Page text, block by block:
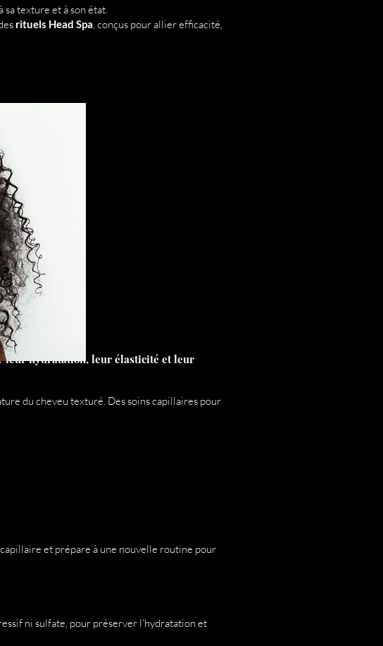
sa texture et à son état.
rituels Head Spa, conçus pour allier efficacité,
leur hydratation, leur élasticité et leur
du cheveu texturé. Des soins capillaires pour
et prépare à une nouvelle routine pour
ni sulfate, pour préserver l’hydratation et